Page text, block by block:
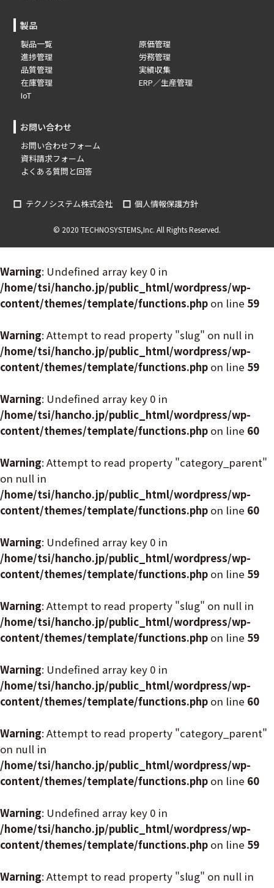
製品
製品一覧
進捗管理
品質管理
在庫管理
IoT
原価管理
労務管理
実績収集
ERP／生産管理
お問い合わせ
お問い合わせフォーム
資料請求フォーム
よくある質問と回答
テクノシステム株式会社 個人情報保護方針
© 2020 TECHNOSYSTEMS,Inc. All Rights Reserved.
Warning: Undefined array key 0 in
/home/tsi/hancho.jp/public_html/wordpress/wp-
content/themes/template/functions.php on line 59
Warning: Attempt to read property "slug" on null in
/home/tsi/hancho.jp/public_html/wordpress/wp-
content/themes/template/functions.php on line 59
Warning: Undefined array key 0 in
/home/tsi/hancho.jp/public_html/wordpress/wp-
content/themes/template/functions.php on line 60
Warning: Attempt to read property "category_parent"
on null in
/home/tsi/hancho.jp/public_html/wordpress/wp-
content/themes/template/functions.php on line 60
Warning: Undefined array key 0 in
/home/tsi/hancho.jp/public_html/wordpress/wp-
content/themes/template/functions.php on line 59
Warning: Attempt to read property "slug" on null in
/home/tsi/hancho.jp/public_html/wordpress/wp-
content/themes/template/functions.php on line 59
Warning: Undefined array key 0 in
/home/tsi/hancho.jp/public_html/wordpress/wp-
content/themes/template/functions.php on line 60
Warning: Attempt to read property "category_parent"
on null in
/home/tsi/hancho.jp/public_html/wordpress/wp-
content/themes/template/functions.php on line 60
Warning: Undefined array key 0 in
/home/tsi/hancho.jp/public_html/wordpress/wp-
content/themes/template/functions.php on line 59
Warning: Attempt to read property "slug" on null in